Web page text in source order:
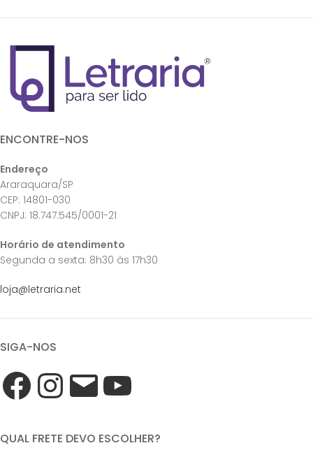
ENCONTRE-NOS
Endereço
Araraquara/SP
CEP: 14801-030
CNPJ: 18.747.545/0001-21
Horário de atendimento
Segunda a sexta: 8h30 às 17h30
loja@letraria.net
SIGA-NOS
QUAL FRETE DEVO ESCOLHER?